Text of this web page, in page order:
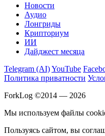
Новости
Аудио
Лонгриды
Крипториум
ИИ
Дайджест месяца
Telegram (AI)YouTube
Политика приватности
ForkLog ©2014 — 2026
Мы используем файлы
Пользуясь сайтом, вы